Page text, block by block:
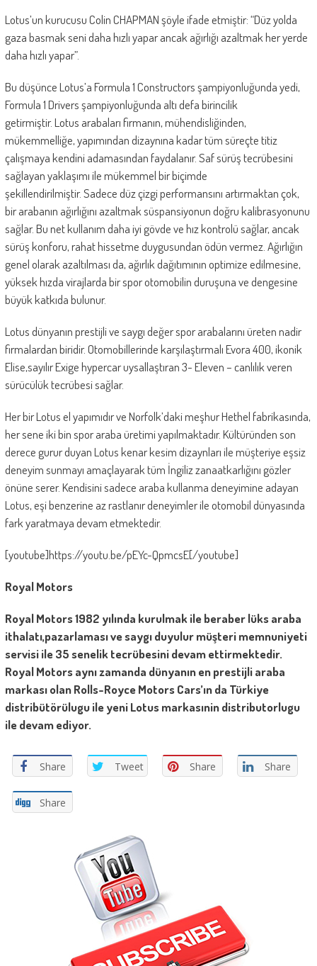
Lotus’un kurucusu Colin CHAPMAN şöyle ifade etmiştir: “Düz yolda
gaza basmak seni daha hızlı yapar ancak ağırlığı azaltmak her yerde
daha hızlı yapar”.
Bu düşünce Lotus’a Formula 1 Constructors şampiyonluğunda yedi,
Formula 1 Drivers şampiyonluğunda altı defa birincilik
getirmiştir. Lotus arabaları firmanın, mühendisliğinden,
mükemmelliğe, yapımından dizaynına kadar tüm süreçte titiz
çalışmaya kendini adamasından faydalanır. Saf sürüş tecrübesini
sağlayan yaklaşımı ile mükemmel bir biçimde
şekillendirilmiştir. Sadece düz çizgi performansını artırmaktan çok,
bir arabanın ağırlığını azaltmak süspansiyonun doğru kalibrasyonunu
sağlar. Bu net kullanım daha iyi gövde ve hız kontrolü sağlar, ancak
sürüş konforu, rahat hissetme duygusundan ödün vermez. Ağırlığın
genel olarak azaltılması da, ağırlık dağıtımının optimize edilmesine,
yüksek hızda virajlarda bir spor otomobilin duruşuna ve dengesine
büyük katkıda bulunur.
Lotus dünyanın prestijli ve saygı değer spor arabalarını üreten nadir
firmalardan biridir. Otomobillerinde karşılaştırmalı Evora 400, ikonik
Elise,sayılır Exige hypercar uysallaştıran 3- Eleven – canlılık veren
sürücülük tecrübesi sağlar.
Her bir Lotus el yapımıdır ve Norfolk’daki meşhur Hethel fabrikasında,
her sene iki bin spor araba üretimi yapılmaktadır. Kültüründen son
derece gurur duyan Lotus kenar kesim dizaynları ile müşteriye eşsiz
deneyim sunmayı amaçlayarak tüm İngiliz zanaatkarlığını gözler
önüne serer. Kendisini sadece araba kullanma deneyimine adayan
Lotus, eşi benzerine az rastlanır deneyimler ile otomobil dünyasında
fark yaratmaya devam etmektedir.
[youtube]https://youtu.be/pEYc-QpmcsE[/youtube]
Royal Motors
Royal Motors 1982 yılında kurulmak ile beraber lüks araba
ithalatı,pazarlaması ve saygı duyulur müşteri memnuniyeti
servisi ile 35 senelik tecrübesini devam ettirmektedir.
Royal Motors aynı zamanda dünyanın en prestijli araba
markası olan Rolls-Royce Motors Cars’ın da Türkiye
distribütörülugu ile yeni Lotus markasınin distributorlugu
ile devam ediyor.
Share Tweet Share Share
Share